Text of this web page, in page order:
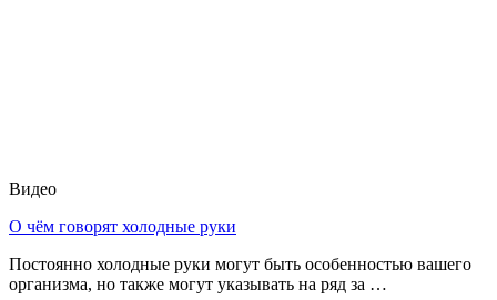
Видео
О чём говорят холодные руки
Постоянно холодные руки могут быть особенностью вашего
организма, но также могут указывать на ряд за …